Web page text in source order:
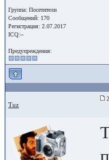
Группа: Посетители
Сообщений: 170
Регистрация: 2.07.2017
ICQ:--
Предупреждения:
Tuz